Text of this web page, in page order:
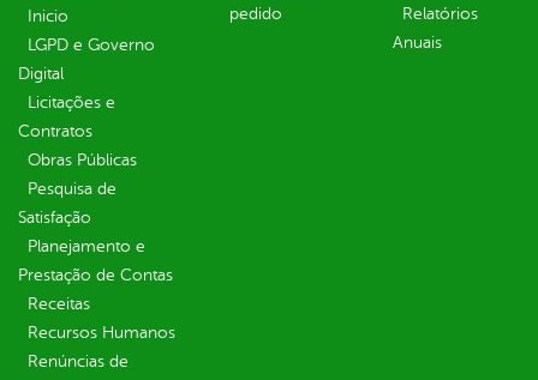
Inicio
LGPD e Governo
Digital
Licitações e
Contratos
Obras Públicas
Pesquisa de
Satisfação
Planejamento e
Prestação de Contas
Receitas
Recursos Humanos
Renúncias de
pedido
Relatórios
Anuais